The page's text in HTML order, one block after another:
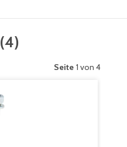
(4)
Seite 1 von 4